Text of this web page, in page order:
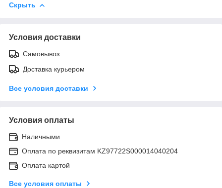
Скрыть
Условия доставки
Самовывоз
Доставка курьером
Все условия доставки
Условия оплаты
Наличными
Оплата по реквизитам KZ97722S000014040204
Оплата картой
Все условия оплаты